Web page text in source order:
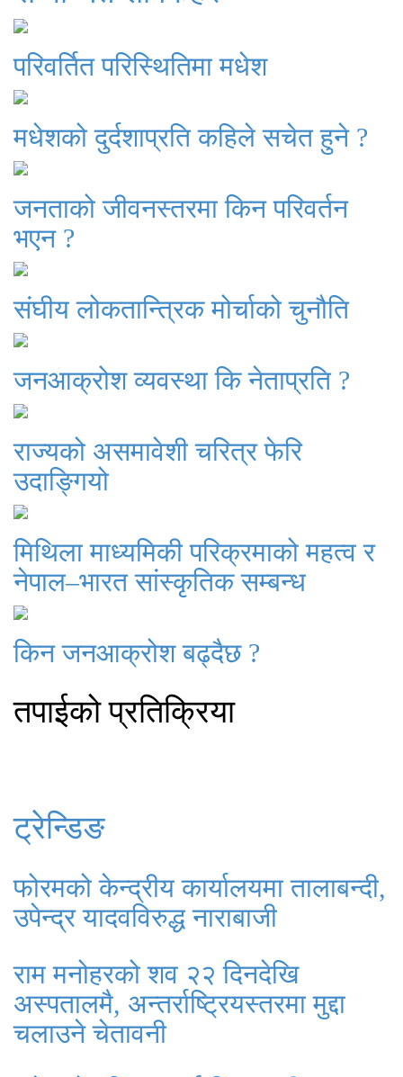
परिवर्तित परिस्थितिमा मधेश
मधेशको दुर्दशाप्रति कहिले सचेत हुने ?
जनताको जीवनस्तरमा किन परिवर्तन
भएन ?
संघीय लोकतान्त्रिक मोर्चाको चुनौति
जनआक्रोश व्यवस्था कि नेताप्रति ?
राज्यको असमावेशी चरित्र फेरि
उदाङ्गियो
मिथिला माध्यमिकी परिक्रमाको महत्व र
नेपाल–भारत सांस्कृतिक सम्बन्ध
किन जनआक्रोश बढ्दैछ ?
तपाईको प्रतिक्रिया
ट्रेन्डिङ
फोरमको केन्द्रीय कार्यालयमा तालाबन्दी,
उपेन्द्र यादवविरुद्ध नाराबाजी
राम मनोहरको शव २२ दिनदेखि
अस्पतालमै, अन्तर्राष्ट्रियस्तरमा मुद्दा
चलाउने चेतावनी